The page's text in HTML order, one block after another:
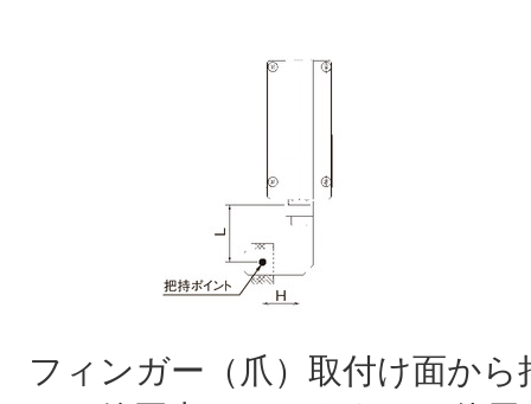
フィンガー（爪）取付け面か